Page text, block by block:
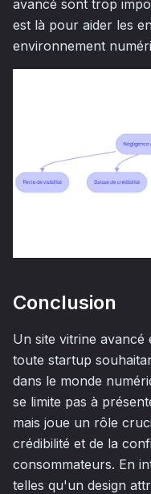
avancé sont trop
est là pour aider les
environnement
Conclusion
Un site vitrine avancé
toute startup
dans le monde
se limite pas à
mais joue un rôle
crédibilité et de la
consommateurs. En
telles qu'un design